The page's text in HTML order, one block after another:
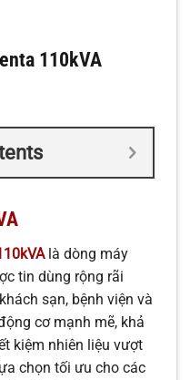
110kVA
là dòng máy
tin dùng rộng rãi
sạn, bệnh viện và
cơ mạnh mẽ, khả
kiệm nhiên liệu vượt
chọn tối ưu cho các